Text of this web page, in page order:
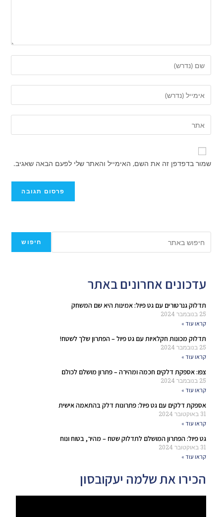
שמור בדפדפן זה את השם, האימייל והאתר שלי לפעם הבאה שאגיב.
חיפוש
עדכונים אחרונים באתר
תדלוק גנרטורים עם גט פיול: אמינות היא שם המשחק
25 בנובמבר 2024
קראו עוד »
תדלוק מכונות חקלאיות עם גט פיול – הפתרון שלך לשטח!
25 בנובמבר 2024
קראו עוד »
צפו: אספקת דלקים חכמה ומהירה – פתרון מושלם לכולם
25 בנובמבר 2024
קראו עוד »
אספקת דלקים עם גט פיול: פתרונות דלק בהתאמה אישית
31 באוקטובר 2024
קראו עוד »
גט פיול: הפתרון המושלם לתדלוק שטח – מהיר, בטוח ונוח
31 באוקטובר 2024
קראו עוד »
הכירו את שלמה יעקובסון